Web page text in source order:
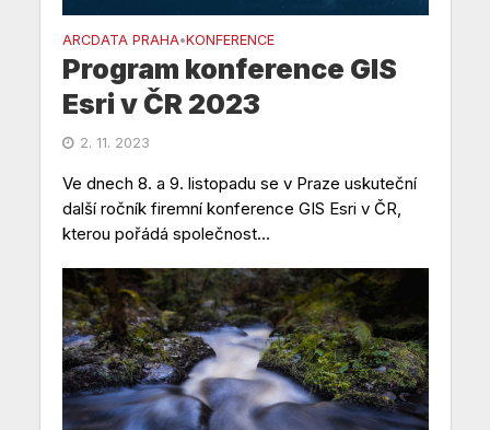
ARCDATA PRAHA•KONFERENCE
Program konference GIS
Esri v ČR 2023
2. 11. 2023
Ve dnech 8. a 9. listopadu se v Praze uskuteční
další ročník firemní konference GIS Esri v ČR,
kterou pořádá společnost...